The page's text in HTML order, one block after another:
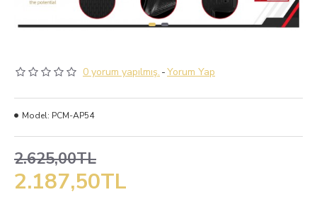
0 yorum yapılmış. -Yorum Yap
2.187,50TL
2.625,00TL
Model: PCM-AP54